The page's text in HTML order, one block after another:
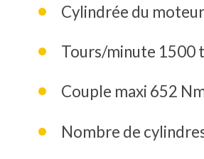
Cylindrée du
Tours/minute 1500
Couple maxi 652
Nombre de